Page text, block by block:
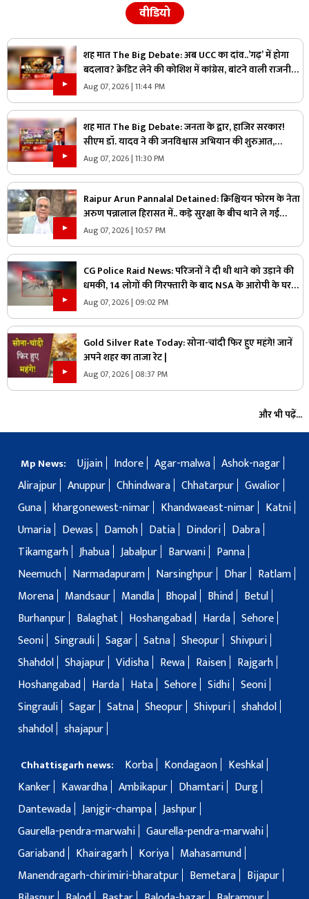
वीडियो
शह मात The Big Debate: अब UCC का दांव..’गढ़’ में होगा
बदलाव? क्रेडिट लेने की कोशिश में कांग्रेस, बांटने वाली राजनीति
पर क्या है सरकार का जवाब?
Aug 07, 2026 | 11:44 PM
शह मात The Big Debate: जनता के द्वार, हाजिर सरकार!
सीएम डॉ. यादव ने की जनविश्वास अभियान की शुरुआत,
जनविश्वास मुहीम से क्या मजबूत होगी जमीनी पकड़
Aug 07, 2026 | 11:30 PM
Raipur Arun Pannalal Detained: क्रिश्चियन फोरम के नेता
अरुण पन्नालाल हिरासत में.. कड़े सुरक्षा के बीच थाने ले गई
पुलिस, जानें क्या है आरोप
Aug 07, 2026 | 10:57 PM
CG Police Raid News: परिजनों ने दी थी थाने को उड़ाने की
धमकी, 14 लोगों की गिरफ्तारी के बाद NSA के आरोपी के घर
पुलिस ने मारा छापा, जांच में मिली ये चौंकाने वाली चीज
Aug 07, 2026 | 09:02 PM
Gold Silver Rate Today: सोना-चांदी फिर हुए महंगे! जानें
अपने शहर का ताजा रेट |
Aug 07, 2026 | 08:37 PM
और भी पढ़ें...
Mp News: Ujjain Indore Agar-malwa Ashok-nagar
Alirajpur Anuppur Chhindwara Chhatarpur Gwalior
Guna khargonewest-nimar Khandwaeast-nimar
Katni
Umaria
Dewas Damoh Datia Dindori
Dabra
Tikamgarh Jhabua Jabalpur Barwani
Panna
Neemuch
Narmadapuram Narsinghpur Dhar
Ratlam
Morena
Mandsaur Mandla Bhopal Bhind
Betul
Burhanpur
Balaghat Hoshangabad Harda Sehore
Seoni Singrauli Sagar Satna Sheopur Shivpuri
Shahdol Shajapur Vidisha Rewa Raisen
Rajgarh
Hoshangabad
Harda Hata Sehore Sidhi Seoni
Singrauli Sagar Satna Sheopur Shivpuri shahdol
shahdol shajapur
Chhattisgarh news: Korba Kondagaon
Keshkal
Kanker
Kawardha Ambikapur Dhamtari
Durg
Dantewada Janjgir-champa Jashpur
Gaurella-pendra-marwahi Gaurella-pendra-marwahi
Gariaband
Khairagarh Koriya
Mahasamund
Manendragarh-chirimiri-bharatpur
Bemetara
Bijapur